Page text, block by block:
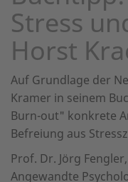
Stress
Horst
Auf Grundlage der
Kramer in seinem
Burn-out" konkrete
Befreiung aus
Prof. Dr. Jörg
Angewandte